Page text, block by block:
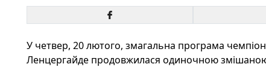
У четвер, 20 лютого, змагальна програма
Ленцергайде продовжилася одиночною